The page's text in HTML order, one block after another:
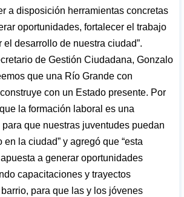
a disposición herramientas concretas
oportunidades, fortalecer el trabajo
el desarrollo de nuestra ciudad”.
de Gestión Ciudadana, Gonzalo
que una Río Grande con
con un Estado presente. Por
la formación laboral es una
que nuestras juventudes puedan
en la ciudad” y agregó que “esta
a generar oportunidades
capacitaciones y trayectos
para que las y los jóvenes